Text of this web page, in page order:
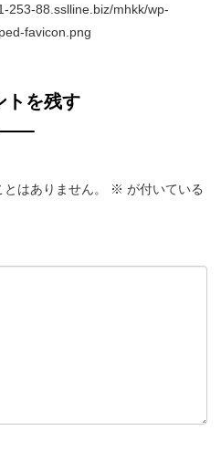
253-88.sslline.biz/mhkk/wp-
favicon.png
トを残す
はありません。 ※ が付いている